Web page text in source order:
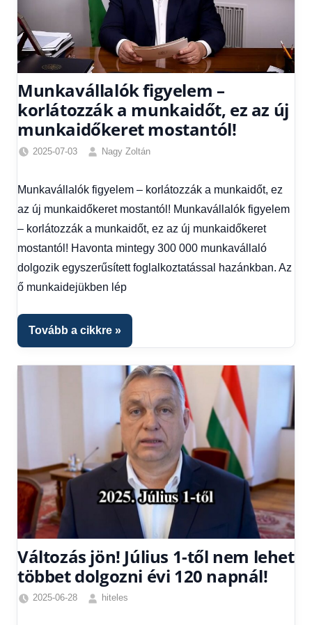
Munkavállalók figyelem –
korlátozzák a munkaidőt, ez az új
munkaidőkeret mostantól!
2025-07-03
Nagy Zoltán
Gazdaság,
Hírek ,
Hírek
kézből,
Munkavállalók figyelem – korlátozzák a munkaidőt, ez
az új munkaidőkeret mostantól! Munkavállalók figyelem
– korlátozzák a munkaidőt, ez az új munkaidőkeret
mostantól! Havonta mintegy 300 000 munkavállaló
dolgozik egyszerűsített foglalkoztatással hazánkban. Az
ő munkaidejükben lép
Tovább a cikkre
Változás jön! Július 1-től nem lehet
többet dolgozni évi 120 napnál!
2025-06-28
hiteles